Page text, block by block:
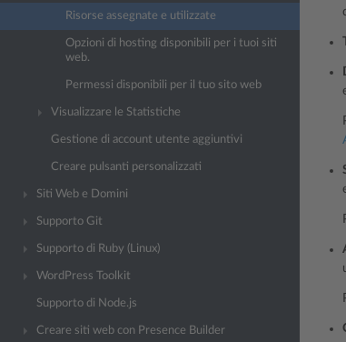
Risorse assegnate e utilizzate
Opzioni di hosting disponibili per i tuoi siti
web.
Permessi disponibili per il tuo sito web
Visualizzare le Statistiche
Gestione di account utente aggiuntivi
Creare pulsanti personalizzati
Siti Web e Domini
Supporto Git
Supporto di Ruby (Linux)
WordPress Toolkit
Supporto di Node.js
Creare siti web con Presence Builder